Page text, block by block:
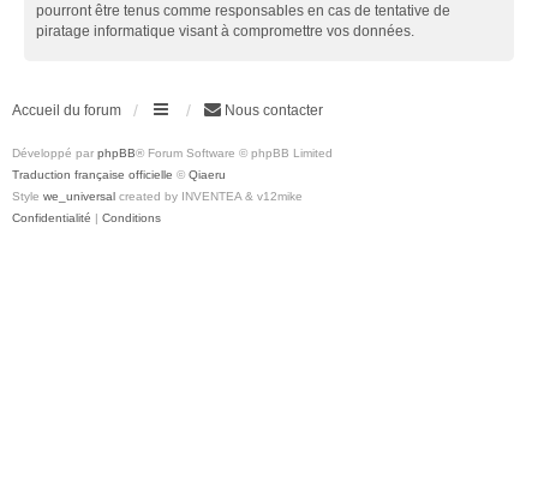
pourront être tenus comme responsables en cas de tentative de
piratage informatique visant à compromettre vos données.
Accueil du forum Nous contacter
Développé par phpBB® Forum Software © phpBB Limited
Traduction française officielle © Qiaeru
Style we_universal created by INVENTEA & v12mike
Confidentialité | Conditions